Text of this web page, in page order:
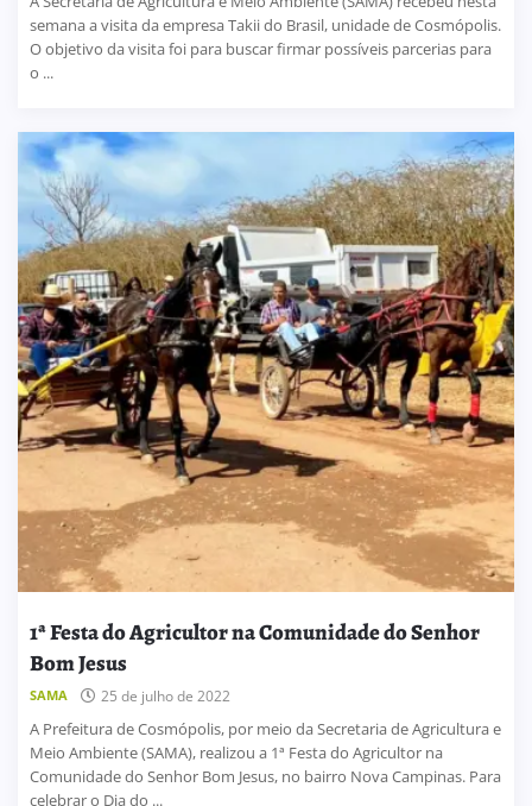
semana a visita da empresa Takii do Brasil, unidade de Cosmópolis.
O objetivo da visita foi para buscar firmar possíveis parcerias para
o ...
1ª Festa do Agricultor na Comunidade do Senhor
Bom Jesus
SAMA 25 de julho de 2022
A Prefeitura de Cosmópolis, por meio da Secretaria de Agricultura e
Meio Ambiente (SAMA), realizou a 1ª Festa do Agricultor na
Comunidade do Senhor Bom Jesus, no bairro Nova Campinas. Para
celebrar o Dia do ...